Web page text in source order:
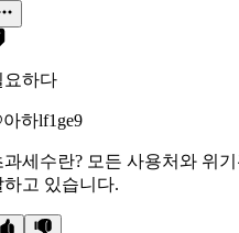
요하다
아하lf1ge9
과세수란? 모든 사용처와 위
하고 있습니다.